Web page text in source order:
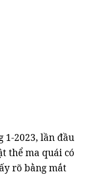
2023, lần đầu
thể ma quái có
rõ bằng mắt